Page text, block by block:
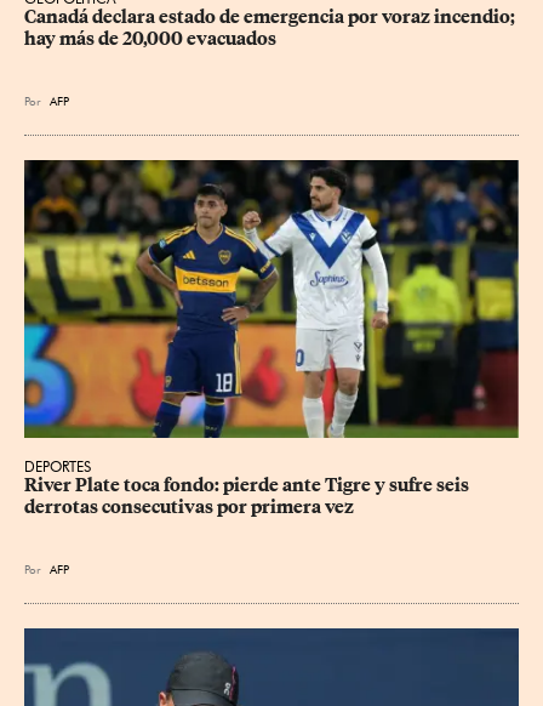
Canadá declara estado de emergencia por voraz incendio;
hay más de 20,000 evacuados
Por AFP
DEPORTES
River Plate toca fondo: pierde ante Tigre y sufre seis
derrotas consecutivas por primera vez
Por AFP